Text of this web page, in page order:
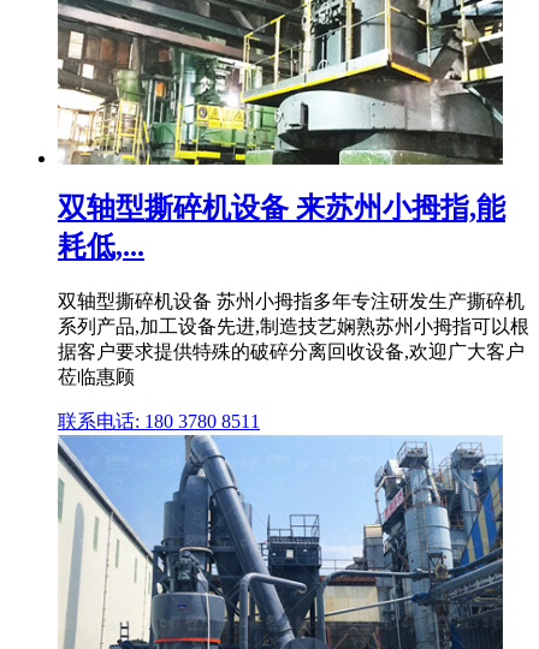
双轴型撕碎机设备 来苏州小拇指,能
耗低,...
双轴型撕碎机设备 苏州小拇指多年专注研发生产撕碎机
系列产品,加工设备先进,制造技艺娴熟苏州小拇指可以根
据客户要求提供特殊的破碎分离回收设备,欢迎广大客户
莅临惠顾
联系电话: 180 3780 8511